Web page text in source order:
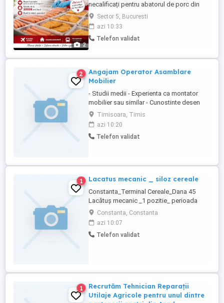
2
necalificați pentru abatorul de porc din
Rheda , Weisenfels ,Sogel și
Kelinghussen . - Contractul de muncă se
face cu angajatorul ...
Sector 5, Bucuresti
azi 10:33
Telefon validat
2
Angajam Operator Asamblare
Mobilier
- Studii medii - Experienta ca montator
mobilier sau similar - Cunostinte desen
tehnic schite Responsabilitati: Asamblare
mobilier comercial conform schitelor
Interpretarea desenelor tehnice si
verificarea componentelor Activitate de
Timisoara, Timis
azi 10:20
Telefon validat
1 Lacatus mecanic _ siloz cereale
Constanta_Terminal Cereale_Dana 45
Lacătuș mecanic _1 pozitie_ perioada
nededeterminata. program de zi _ L-V_
08.00 16.00 Cerinte: Studii de baza:
profesionala liceu Studii de specialitate:
Calificarea mecanic, lacatus mecanic
Constanta, Constanta
azi 10:07
Telefon validat
1
Recrutăm Tehnician Reparații
Utilaje Agricole pentru unul dintre